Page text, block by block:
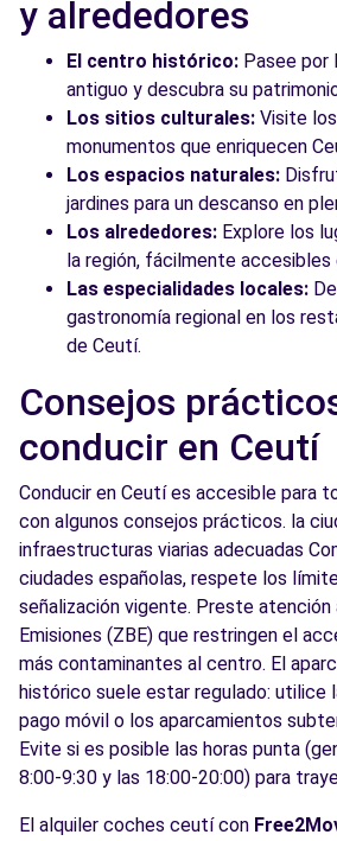
y alrededores
El centro histórico: Pasee por
antiguo y descubra su
Los sitios culturales: Visite
monumentos que enriquecen
Los espacios naturales:
jardines para un descanso en
Los alrededores: Explore los
la región, fácilmente accesibles
Las especialidades locales:
gastronomía regional en los
de Ceutí.
Consejos
conducir en Ceutí
Conducir en Ceutí es accesible para
con algunos consejos prácticos. la
infraestructuras viarias adecuadas
ciudades españolas, respete los
señalización vigente. Preste atención
Emisiones (ZBE) que restringen el
más contaminantes al centro. El
histórico suele estar regulado: utilice
pago móvil o los aparcamientos
Evite si es posible las horas punta
8:00-9:30 y las 18:00-20:00) para
El alquiler coches ceutí con